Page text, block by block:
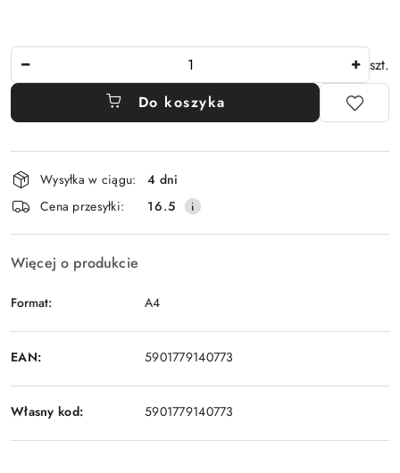
szt.
Do koszyka
Dostępność
i
dostawa
Wysyłka w ciągu:
4 dni
Cena przesyłki:
16.5
Więcej o produkcie
Format: A4
EAN: 5901779140773
Własny kod: 5901779140773